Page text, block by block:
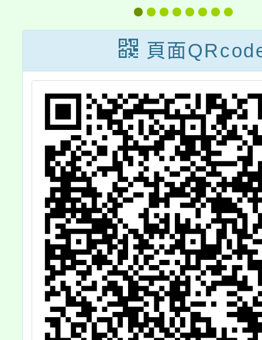
住民培力發展資
訊網站(包括中、
英、越、印、
泰、柬、緬)，並
設立LINE官方帳
號(@ifitw)，歡
迎利用。
頁面